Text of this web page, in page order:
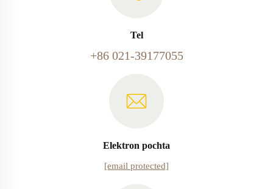
Tel
+86 021-39177055
Elektron pochta
[email protected]